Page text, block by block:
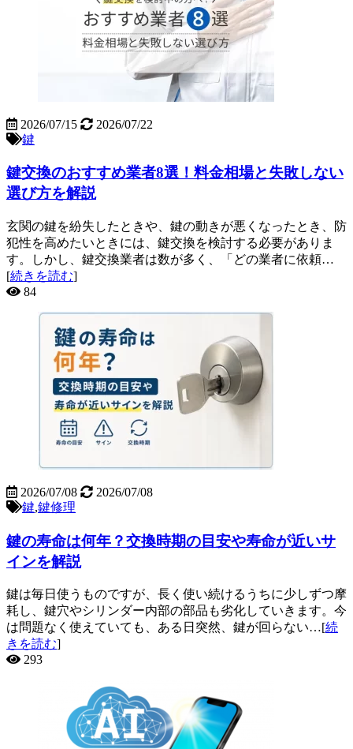
2026/07/15
2026/07/22
鍵
鍵交換のおすすめ業者8選！料金相場と失敗しない
選び方を解説
玄関の鍵を紛失したときや、鍵の動きが悪くなったとき、防
犯性を高めたいときには、鍵交換を検討する必要がありま
す。しかし、鍵交換業者は数が多く、「どの業者に依頼…
[続きを読む]
84
2026/07/08
2026/07/08
鍵,鍵修理
鍵の寿命は何年？交換時期の目安や寿命が近いサ
インを解説
鍵は毎日使うものですが、長く使い続けるうちに少しずつ摩
耗し、鍵穴やシリンダー内部の部品も劣化していきます。今
は問題なく使えていても、ある日突然、鍵が回らない…[続
きを読む]
293